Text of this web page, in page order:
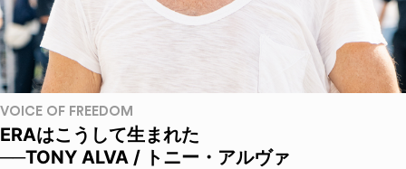
VOICE OF FREEDOM
ERAはこうして生まれた
──TONY ALVA / トニー・アルヴァ